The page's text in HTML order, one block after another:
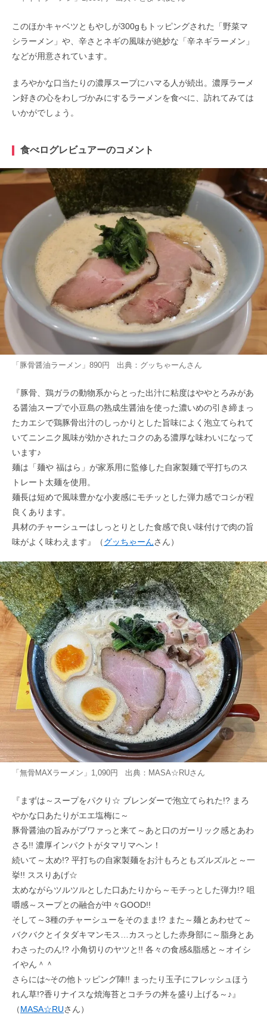
このほかキャベツともやしが300gもトッピングされた「野菜マ
シラーメン」や、辛さとネギの風味が絶妙な「辛ネギラーメン」
などが用意されています。
まろやかな口当たりの濃厚スープにハマる人が続出。濃厚ラーメ
ン好きの心をわしづかみにするラーメンを食べに、訪れてみては
いかがでしょう。
食べログレビュアーのコメント
「豚骨醤油ラーメン」890円 出典： グッちゃーんさん
『豚骨、鶏ガラの動物系からとった出汁に粘度はややとろみがあ
る醤油スープで小豆島の熟成生醤油を使った濃いめの引き締まっ
たカエシで鶏豚骨出汁のしっかりとした旨味によく泡立てられて
いてニンニク風味が効かされたコクのある濃厚な味わいになって
います♪
麺は「麺や 福はら」が家系用に監修した自家製麺で平打ちのス
トレート太麺を使用。
麺長は短めで風味豊かな小麦感にモチッとした弾力感でコシが程
良くあります。
具材のチャーシューはしっとりとした食感で良い味付けで肉の旨
味がよく味わえます』（グッちゃーんさん）
「無骨MAXラーメン」1,090円 出典： MASA☆RUさん
『まずは～スープをパクり☆ ブレンダーで泡立てられた!? まろ
やかな口あたりがエエ塩梅に～
豚骨醤油の旨みがブワァっと来て～あと口のガーリック感とあわ
さる!! 濃厚インパクトがタマリマヘン！
続いて～太め!? 平打ちの自家製麺をお汁もろともズルズルと～一
挙!! ススりあげ☆
太めながらツルツルとした口あたりから～モチっとした弾力!? 咀
嚼感～スープとの融合が中々GOOD!!
そして～3種のチャーシューをそのまま!? また～麺とあわせて～
バクバクとイタダキマンモス…カスっとした赤身部に～脂身とあ
わさったのん!? 小角切りのヤツと!! 各々の食感&脂感と～オイシ
イやん＾＾
さらには~その他トッピング陣!! まったり玉子にフレッシュほう
れん草!?香りナイスな焼海苔とコチラの丼を盛り上げる～♪』
（MASA☆RUさん）